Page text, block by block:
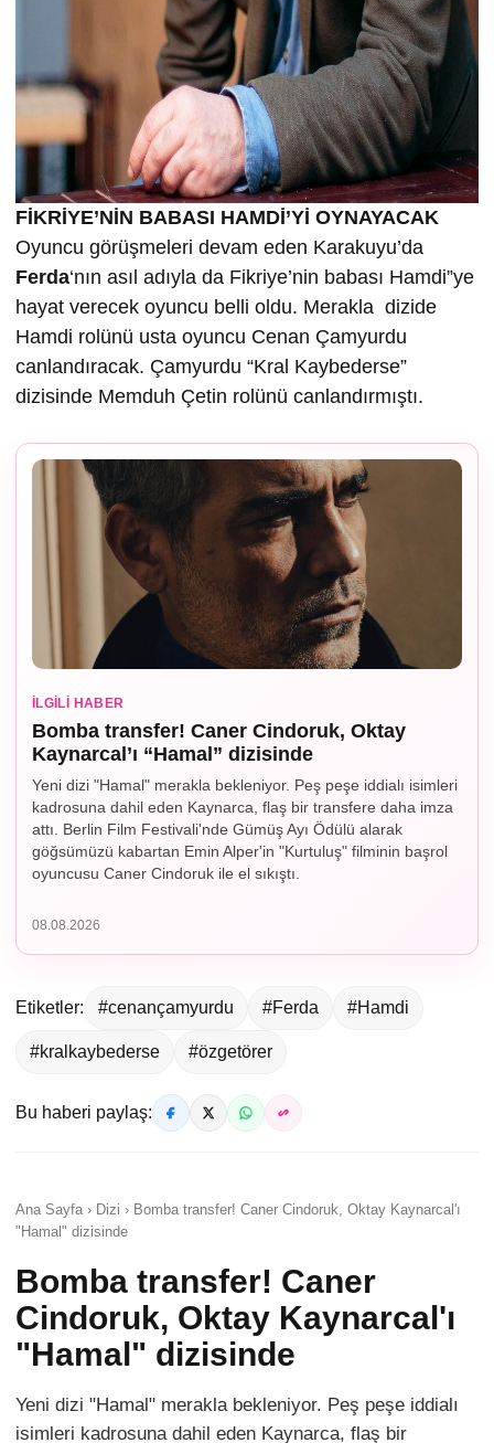
FİKRİYE’NİN BABASI HAMDİ’Yİ OYNAYACAK
Oyuncu görüşmeleri devam eden Karakuyu’da
Ferda‘nın asıl adıyla da Fikriye’nin babası Hamdi”ye
hayat verecek oyuncu belli oldu. Merakla dizide
Hamdi rolünü usta oyuncu Cenan Çamyurdu
canlandıracak. Çamyurdu “Kral Kaybederse”
dizisinde Memduh Çetin rolünü canlandırmıştı.
İLGILI HABER
Bomba transfer! Caner Cindoruk, Oktay
Kaynarcal’ı “Hamal” dizisinde
Yeni dizi "Hamal" merakla bekleniyor. Peş peşe iddialı isimleri
kadrosuna dahil eden Kaynarca, flaş bir transfere daha imza
attı. Berlin Film Festivali'nde Gümüş Ayı Ödülü alarak
göğsümüzü kabartan Emin Alper'in "Kurtuluş" filminin başrol
oyuncusu Caner Cindoruk ile el sıkıştı.
08.08.2026
Etiketler: #cenançamyurdu #Ferda #Hamdi
#kralkaybederse #özgetörer
Bu haberi paylaş:
Ana Sayfa › Dizi › Bomba transfer! Caner Cindoruk, Oktay Kaynarcal'ı
"Hamal" dizisinde
Bomba transfer! Caner
Cindoruk, Oktay Kaynarcal'ı
"Hamal" dizisinde
Yeni dizi "Hamal" merakla bekleniyor. Peş peşe iddialı
isimleri kadrosuna dahil eden Kaynarca, flaş bir